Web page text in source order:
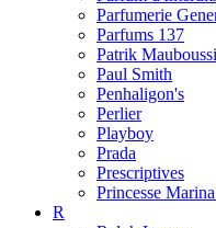
Parfumerie
Parfums 137
Patrik
Paul Smith
Penhaligon's
Perlier
Playboy
Prada
Prescriptives
Princesse
R